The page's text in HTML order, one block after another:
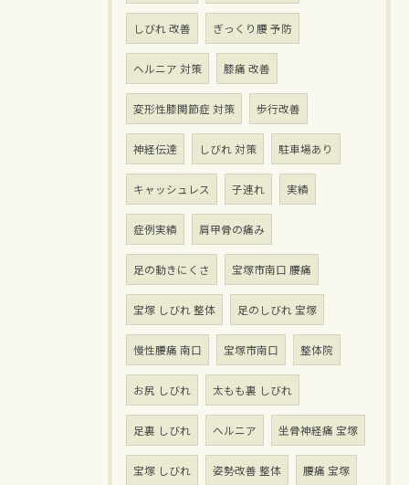
しびれ 改善 ぎっくり腰 予防
ヘルニア 対策 膝痛 改善
変形性膝関節症 対策 歩行改善
神経伝達 しびれ 対策 駐車場あり
キャッシュレス 子連れ 実績
症例実績 肩甲骨の痛み
足の動きにくさ 宝塚市南口 腰痛
宝塚 しびれ 整体 足のしびれ 宝塚
慢性腰痛 南口 宝塚市南口 整体院
お尻 しびれ 太もも裏 しびれ
足裏 しびれ ヘルニア 坐骨神経痛 宝塚
宝塚 しびれ 姿勢改善 整体 腰痛 宝塚